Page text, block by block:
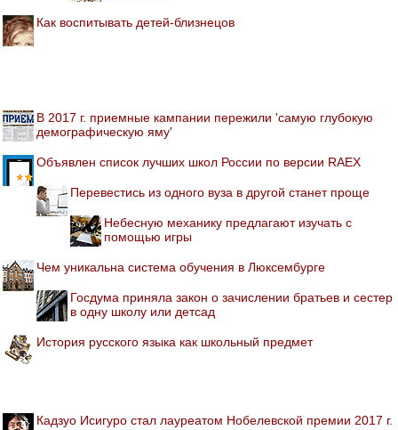
Как воспитывать детей-близнецов
В 2017 г. приемные кампании пережили 'самую глубокую
демографическую яму'
Объявлен список лучших школ России по версии RAEX
Перевестись из одного вуза в другой станет проще
Небесную механику предлагают изучать с
помощью игры
Чем уникальна система обучения в Люксембурге
Госдума приняла закон о зачислении братьев и сестер
в одну школу или детсад
История русского языка как школьный предмет
Кадзуо Исигуро стал лауреатом Нобелевской премии 2017 г.